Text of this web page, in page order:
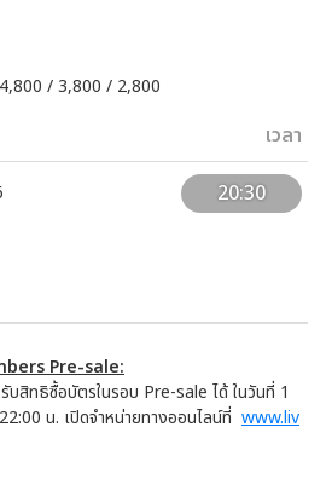
/ 3,800 / 2,800
เวลา
20:30
Pre-sale:
สิทธิซื้อบัตรในรอบ Pre-sale ได้ ในวันที่ 1
น. เปิดจำหน่ายทางออนไลน์ที่ www.liv